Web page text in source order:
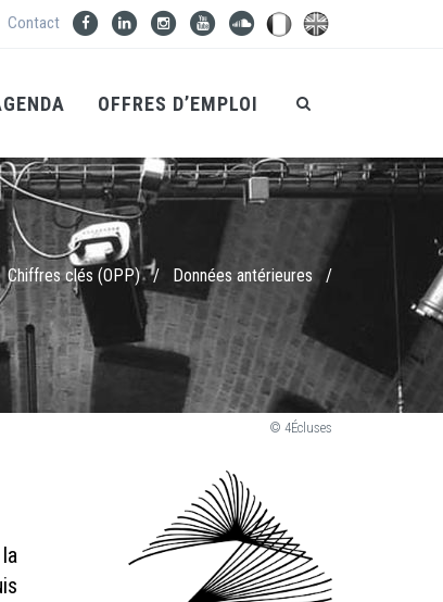
Contact
OFFRES D’EMPLOI
Chiffres clés (OPP)/ Données antérieures /
© 4Écluses